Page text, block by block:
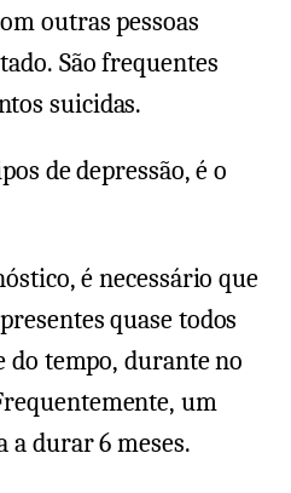
outras pessoas
São frequentes
suicidas.
de depressão, é o
é necessário que
quase todos
do tempo, durante no
um
a durar 6 meses.